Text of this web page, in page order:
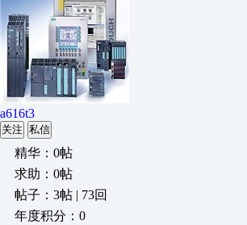
a616t3
关注 私信
精华：0帖
求助：0帖
帖子：3帖 | 73回
年度积分：0